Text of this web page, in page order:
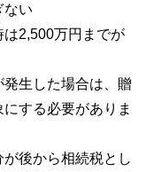
ない
は2,500万円までが
発生した場合は、贈
する必要がありま
後から相続税とし